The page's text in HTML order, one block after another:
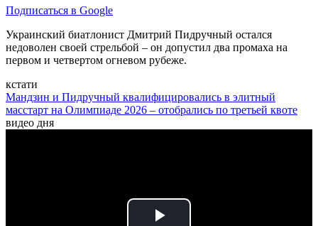
Подписаться в Google
Украинский биатлонист Дмитрий Пидручный остался
недоволен своей стрельбой – он допустил два промаха на
первом и четвертом огневом рубеже.
кстати
Мандзин и Пидручный квалифицировались в элитный
масстарт на Олимпиаде 2026 – отобрались по третьей квоте
видео дня